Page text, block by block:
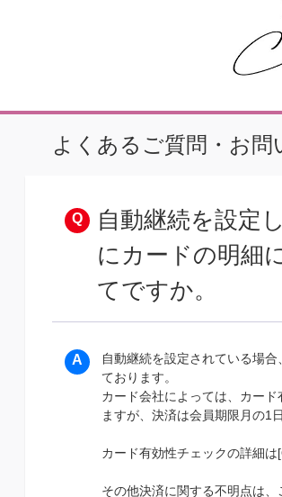
よくあるご質問・お問
自動継続を設定
にカードの明細
てですか。
自動継続を設定されている場
ております。
カード会社によっては、カー
ますが、決済は会員期限月の1
カード有効性チェックの詳細は
その他決済に関する不明点は、